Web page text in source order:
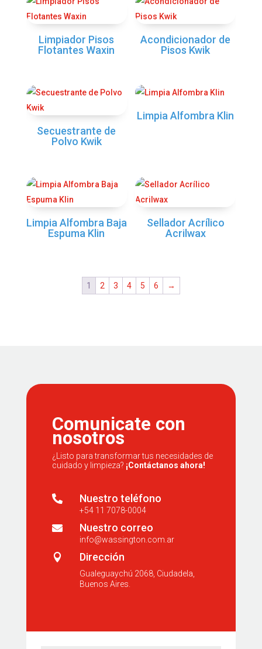
Limpiador Pisos
Flotantes Waxin
Acondicionador de
Pisos Kwik
Secuestrante de
Polvo Kwik
Limpia Alfombra Klin
Limpia Alfombra Baja
Espuma Klin
Sellador Acrílico
Acrilwax
1 2 3 4 5 6 →
Comunicate con
nosotros
¿Listo para transformar tus necesidades de
cuidado y limpieza? ¡Contáctanos ahora!
 Nuestro teléfono
+54 11 7078-0004
 Nuestro correo
info@wassington.com.ar
 Dirección
Gualeguaychú 2068, Ciudadela,
Buenos Aires.